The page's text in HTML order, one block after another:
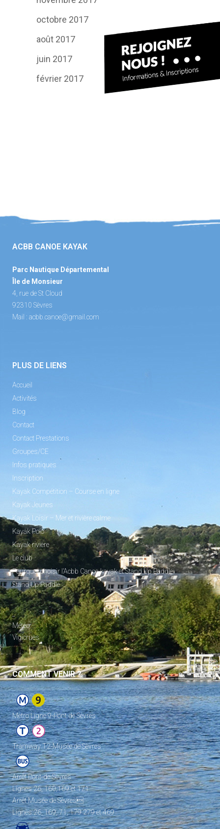
octobre 2017
août 2017
juin 2017
février 2017
ACBB CANOE KAYAK
Parc Nautique Départemental
Île de Monsieur
4, rue de St Cloud
92310 Sèvres
Mail : acbb.canoe@gmail.com
PLUS DE LIENS
Accueil
Activités
Blog
Contact
Contact Prestations
Groupes/CE
Infos pratiques
Inscription
Kayak Compétition – Course en ligne
Kayak Jeunes
Kayak Loisir – Mer et rivière calme
Kayak Polo
Kayak rivière
Le club
Pourquoi choisir l’Acbb Canoe-kayak et Stand Up Paddle
Stand Up Paddle
_
Météo
Vigicrues
COMMENT VENIR ?
Metro Ligne 9-Pont de Sèvres
Tramway T2-Musée de Sèvres
Arrêt Pont-de-Sèvres
Lignes 26, 160,169 et 171
Arrêt Musée de Sèvres
Lignes 26, 169, 71, 179 279 et 469